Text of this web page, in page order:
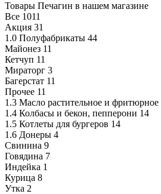
Товары Печагин в нашем магазине
Все 1011
Акция 31
1.0 Полуфабрикаты 44
Майонез 11
Кетчуп 11
Мираторг 3
Багерстат 11
Прочее 11
1.3 Масло растительное и фритюрное
1.4 Колбасы и бекон, пепперони 14
1.5 Котлеты для бургеров 14
1.6 Донеры 4
Свинина 9
Говядина 7
Индейка 1
Курица 8
Утка 2